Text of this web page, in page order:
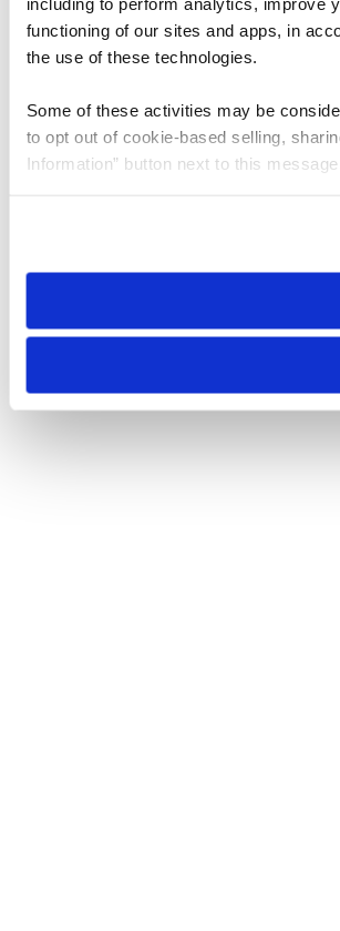
functioning of our sites and apps, in
the use of these technologies.
Some of these activities may be
to opt out of cookie-based selling,
Information” button next to this
need to be set again.